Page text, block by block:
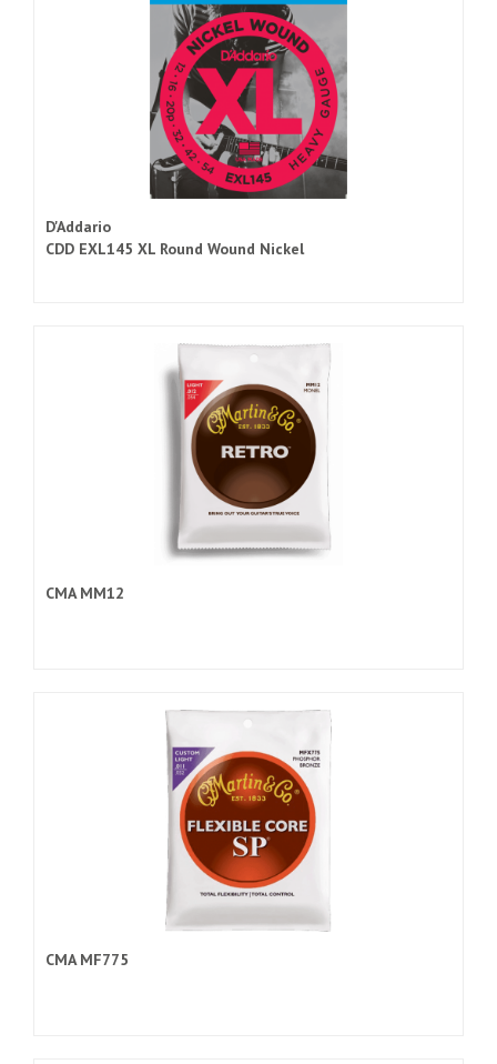
D'Addario
CDD EXL145 XL Round Wound Nickel
CMA MM12
CMA MF775